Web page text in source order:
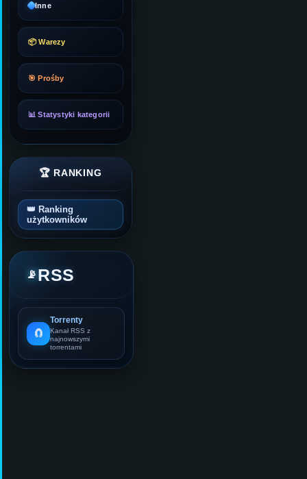
Inne
📦 Warezy
🎯 Prośby
📊 Statystyki kategorii
🏆 RANKING
👑 Ranking
użytkowników
📡RSS
🧲
Torrenty
Kanał RSS z
najnowszymi
torrentami